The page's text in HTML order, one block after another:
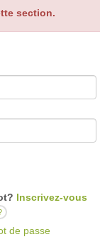
section.
Inscrivez-vous
de passe